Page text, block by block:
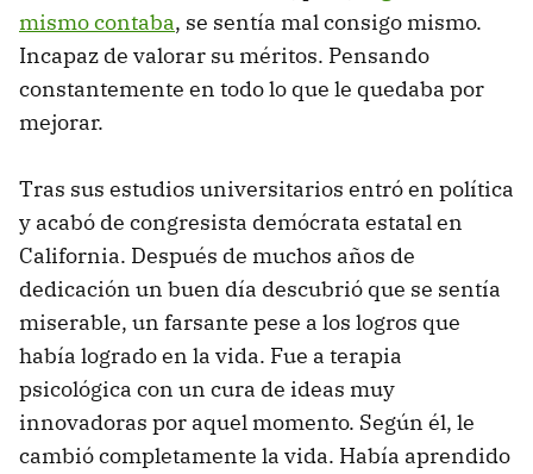
mismo contaba, se sentía mal consigo mismo.
Incapaz de valorar su méritos. Pensando
constantemente en todo lo que le quedaba por
mejorar.
Tras sus estudios universitarios entró en política
y acabó de congresista demócrata estatal en
California. Después de muchos años de
dedicación un buen día descubrió que se sentía
miserable, un farsante pese a los logros que
había logrado en la vida. Fue a terapia
psicológica con un cura de ideas muy
innovadoras por aquel momento. Según él, le
cambió completamente la vida. Había aprendido